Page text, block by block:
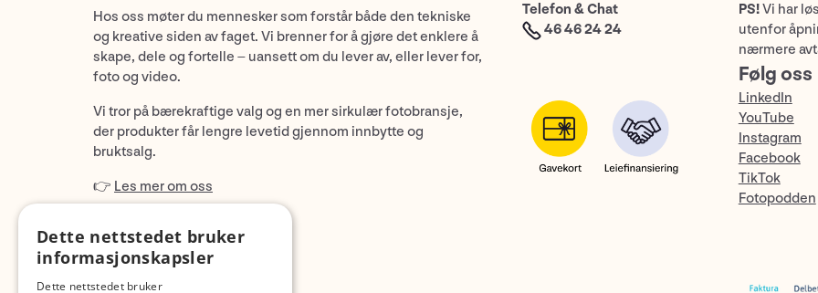
Hos oss møter du mennesker som forstår både den tekniske
og kreative siden av faget. Vi brenner for å gjøre det enklere å
skape, dele og fortelle – uansett om du lever av, eller lever for,
foto og video.
Vi tror på bærekraftige valg og en mer sirkulær fotobransje,
der produkter får lengre levetid gjennom innbytte og
bruktsalg.
👉 Les mer om oss
Telefon & Chat
46 46 24 24
PS!Vi har
utenfor
nærmere
Følg oss
LinkedIn
YouTube
Instagram
Facebook
TikTok
Fotopodden
Dette nettstedet bruker
informasjonskapsler
Dette nettstedet bruker